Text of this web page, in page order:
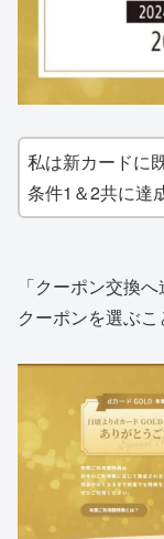
私は新カードに
条件1＆2共に達
「クーポン交換
クーポンを選ぶこ